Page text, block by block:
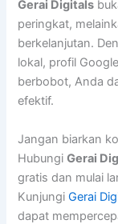
Gerai Digitals
peringkat,
berkelanjutan.
lokal, profil
berbobot, Anda
efektif.
Jangan biarkan
HubungiGerai
gratis dan mulai
KunjungiGerai
dapat